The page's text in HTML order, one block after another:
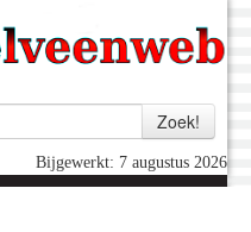
Bijgewerkt: 7 augustus 2026